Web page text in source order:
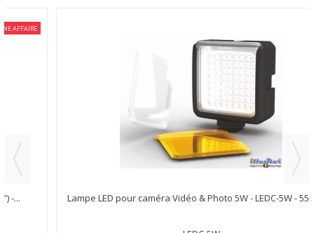
Lampe LED pour caméra Vidéo & Photo 5W - LEDC-5W - 5500°K...